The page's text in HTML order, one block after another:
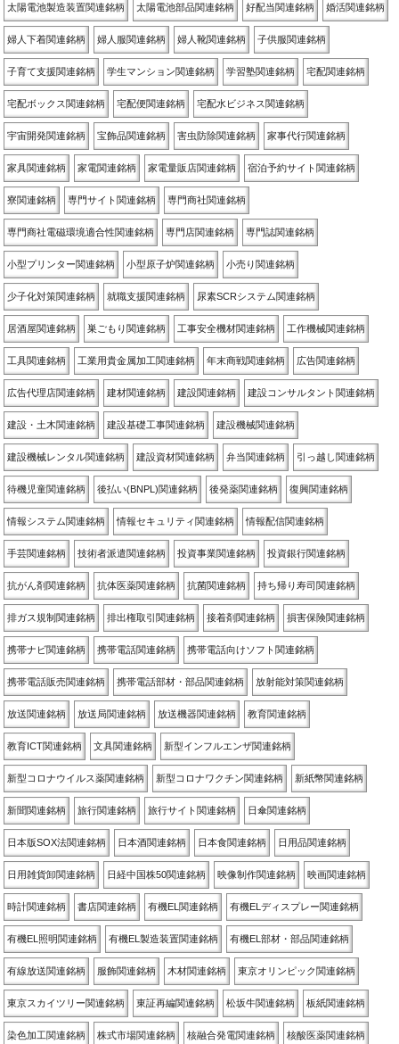
太陽電池製造装置関連銘柄 太陽電池部品関連銘柄 好配当関連銘柄 婚活関連銘柄
婦人下着関連銘柄 婦人服関連銘柄 婦人靴関連銘柄 子供服関連銘柄
子育て支援関連銘柄 学生マンション関連銘柄 学習塾関連銘柄 宅配関連銘柄
宅配ボックス関連銘柄 宅配便関連銘柄 宅配水ビジネス関連銘柄
宇宙開発関連銘柄 宝飾品関連銘柄 害虫防除関連銘柄 家事代行関連銘柄
家具関連銘柄 家電関連銘柄 家電量販店関連銘柄 宿泊予約サイト関連銘柄
寮関連銘柄 専門サイト関連銘柄 専門商社関連銘柄
専門商社電磁環境適合性関連銘柄 専門店関連銘柄 専門誌関連銘柄
小型プリンター関連銘柄 小型原子炉関連銘柄 小売り関連銘柄
少子化対策関連銘柄 就職支援関連銘柄 尿素SCRシステム関連銘柄
居酒屋関連銘柄 巣ごもり関連銘柄 工事安全機材関連銘柄 工作機械関連銘柄
工具関連銘柄 工業用貴金属加工関連銘柄 年末商戦関連銘柄 広告関連銘柄
広告代理店関連銘柄 建材関連銘柄 建設関連銘柄 建設コンサルタント関連銘柄
建設・土木関連銘柄 建設基礎工事関連銘柄 建設機械関連銘柄
建設機械レンタル関連銘柄 建設資材関連銘柄 弁当関連銘柄 引っ越し関連銘柄
待機児童関連銘柄 後払い(BNPL)関連銘柄 後発薬関連銘柄 復興関連銘柄
情報システム関連銘柄 情報セキュリティ関連銘柄 情報配信関連銘柄
手芸関連銘柄 技術者派遣関連銘柄 投資事業関連銘柄 投資銀行関連銘柄
抗がん剤関連銘柄 抗体医薬関連銘柄 抗菌関連銘柄 持ち帰り寿司関連銘柄
排ガス規制関連銘柄 排出権取引関連銘柄 接着剤関連銘柄 損害保険関連銘柄
携帯ナビ関連銘柄 携帯電話関連銘柄 携帯電話向けソフト関連銘柄
携帯電話販売関連銘柄 携帯電話部材・部品関連銘柄 放射能対策関連銘柄
放送関連銘柄 放送局関連銘柄 放送機器関連銘柄 教育関連銘柄
教育ICT関連銘柄 文具関連銘柄 新型インフルエンザ関連銘柄
新型コロナウイルス薬関連銘柄 新型コロナワクチン関連銘柄 新紙幣関連銘柄
新聞関連銘柄 旅行関連銘柄 旅行サイト関連銘柄 日傘関連銘柄
日本版SOX法関連銘柄 日本酒関連銘柄 日本食関連銘柄 日用品関連銘柄
日用雑貨卸関連銘柄 日経中国株50関連銘柄 映像制作関連銘柄 映画関連銘柄
時計関連銘柄 書店関連銘柄 有機EL関連銘柄 有機ELディスプレー関連銘柄
有機EL照明関連銘柄 有機EL製造装置関連銘柄 有機EL部材・部品関連銘柄
有線放送関連銘柄 服飾関連銘柄 木材関連銘柄 東京オリンピック関連銘柄
東京スカイツリー関連銘柄 東証再編関連銘柄 松坂牛関連銘柄 板紙関連銘柄
染色加工関連銘柄 株式市場関連銘柄 核融合発電関連銘柄 核酸医薬関連銘柄